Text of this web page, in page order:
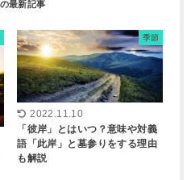
季節
2022.11.10
「彼岸」とはいつ？意味や対義
語「此岸」と墓参りをする理由
も解説